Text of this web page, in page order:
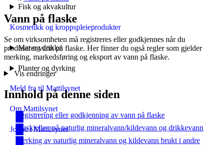
Fisk og akvakultur
Kosmetikk og kroppspleieprodukter
Mat og drikke
Planter og dyrking
Meld fra til Mattilsynet
Om Mattilsynet
Jobbe i Mattilsynet
Vann på flaske
Se om virksomheten må registreres eller godkjennes når du
produserer vann på flaske. Her finner du også regler som gjelder
merking, markedsføring og eksport av vann på flaske.
Vis endringer
Innhold på denne siden
Registrering eller godkjenning av vann på flaske
Forskjellen på naturlig mineralvann/kildevann og drikkevann
Merking av naturlig mineralvann og kildevann brukt i andre